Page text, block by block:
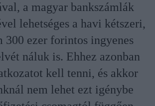
a magyar bankszámlák
lehetséges a havi kétszeri,
300 ezer forintos ingyenes
náluk is. Ehhez azonban
kell tenni, és akkor
nem lehet ezt igénybe